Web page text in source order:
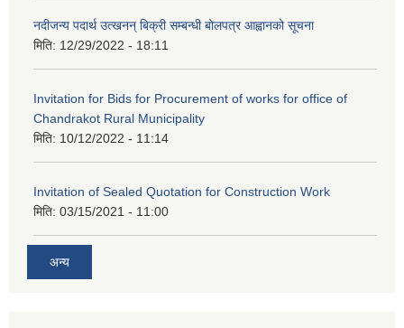
नदीजन्य पदार्थ उत्खनन् बिक्री सम्बन्धी बोलपत्र आह्वानको सूचना
मिति: 12/29/2022 - 18:11
Invitation for Bids for Procurement of works for office of
Chandrakot Rural Municipality
मिति: 10/12/2022 - 11:14
Invitation of Sealed Quotation for Construction Work
मिति: 03/15/2021 - 11:00
अन्य